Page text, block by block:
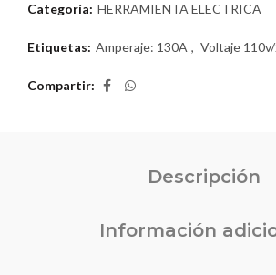
Categoría: HERRAMIENTA ELECTRICA
Etiquetas: Amperaje: 130A , Voltaje
Compartir
Descripción
Información